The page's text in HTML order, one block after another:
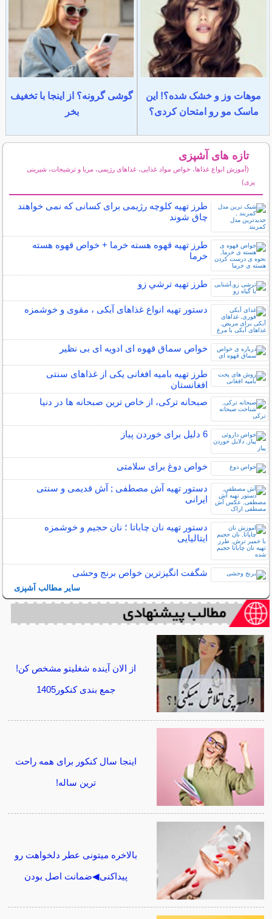
موهات وز و خشک شده؟! این
ماسک مو رو امتحان کردی؟
گوشی گرونه؟ از اینجا با تخغیف
بخر
تازه های آشپزی
(آموزش انواع غذاها، خواص مواد غذایی، غذاهای رژیمی، مربا و ترشیجات، شیرینی
پزی)
طرز تهیه کلوچه رژیمی برای کسانی که نمی خواهند
چاق شوند
طرز تهیه قهوه هسته خرما + خواص قهوه هسته
خرما
طرز تهیه ترشي زو
دستور تهیه انواع غذاهای آبکی ، مقوی و خوشمزه
خواص سماق قهوه ای ادویه ای بی نظیر
طرز تهیه بامیه افغانی یکی از غذاهای سنتی
افغانستان
صبحانه ترکی، از خاص ترین صبحانه ها در دنیا
6 دلیل برای خوردن پیاز
خواص دوغ برای سلامتی
دستور تهیه آش مصطفی ; آش قدیمی و سنتی
ایرانی
دستور تهیه نان چاباتا ؛ نان حجیم و خوشمزه
ایتالیایی
شگفت انگیزترین خواص برنج وحشی
سایر مطالب آشپزی
از الان آینده شغلیتو مشخص کن!
جمع بندی کنکور1405
اینجا سال کنکور برای همه راحت
ترین ساله!
بالاخره میتونی عطر دلخواهت رو
پیداکنی◀ضمانت اصل بودن